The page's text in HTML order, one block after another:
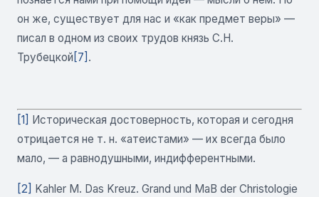
он же, существует для нас и «как предмет веры» —
писал в одном из своих трудов князь С.Н.
Трубецкой [7] .
[1]
Историческая достоверность, которая и сегодня
отрицается не т. н. «атеистами» — их всегда было
мало, — а равнодушными, индифферентными.
[2]
Kahler М. Das Kreuz. Grand und МаВ der Christologie